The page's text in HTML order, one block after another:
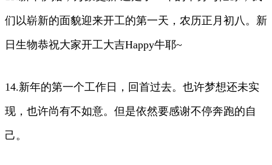
们以崭新的面貌迎来开工的第一天，农历正月初八。新
日生物恭祝大家开工大吉Happy牛耶~
14.新年的第一个工作日，回首过去。也许梦想还未实
现，也许尚有不如意。但是依然要感谢不停奔跑的自
己。